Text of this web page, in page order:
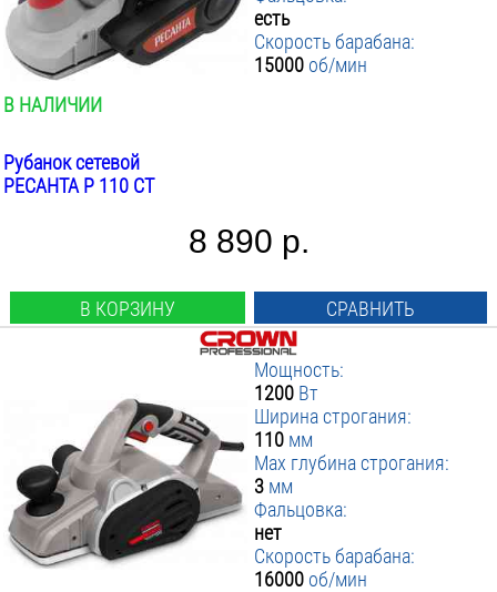
есть
Скорость барабана:
15000 об/мин
В НАЛИЧИИ
Рубанок сетевой
РЕСАНТА Р 110 СТ
8 890 р.
В КОРЗИНУ СРАВНИТЬ
Мощность:
1200 Вт
Ширина строгания:
110 мм
Max глубина строгания:
3 мм
Фальцовка:
нет
Скорость барабана:
16000 об/мин